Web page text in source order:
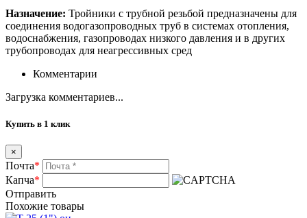
Назначение: Тройники с трубной резьбой предназначены для
соединения водогазопроводных труб в системах отопления,
водоснабжения, газопроводах низкого давления и в других
трубопроводах для неагрессивных сред
Комментарии
Загрузка комментариев...
Купить в 1 клик
×
Почта*
Капча*
Отправить
Похожие товары